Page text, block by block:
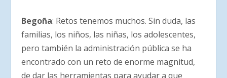
Begoña: Retos tenemos muchos. Sin duda, las
familias, los niños, las niñas, los adolescentes,
pero también la administración pública se ha
encontrado con un reto de enorme magnitud,
de dar las herramientas para ayudar a que